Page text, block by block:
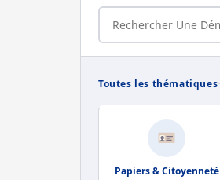
Toutes les thématiques
Papiers & Citoyenneté